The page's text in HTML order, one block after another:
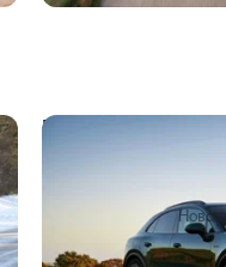
Компания
кроссоверу
17 января 2025